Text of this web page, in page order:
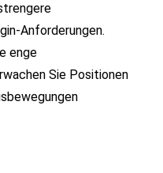
enge
Sie Positionen